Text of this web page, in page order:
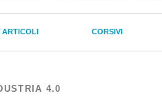
ARTICOLI CORSIVI
4.0